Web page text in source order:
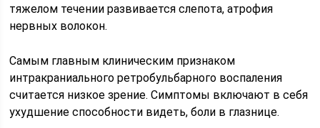
тяжелом течении развивается слепота, атрофия
нервных волокон.
Самым главным клиническим признаком
интракраниального ретробульбарного воспаления
считается низкое зрение. Симптомы включают в себя
ухудшение способности видеть, боли в глазнице.